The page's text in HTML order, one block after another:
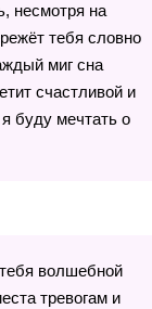
несмотря на
тебя словно
миг сна
счастливой и
буду мечтать о
волшебной
тревогам и